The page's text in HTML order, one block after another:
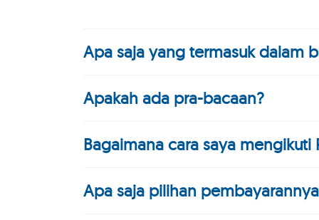
Apa saja yang termasuk dalam
Apakah ada pra-bacaan?
Bagaimana cara saya mengikuti
Apa saja pilihan